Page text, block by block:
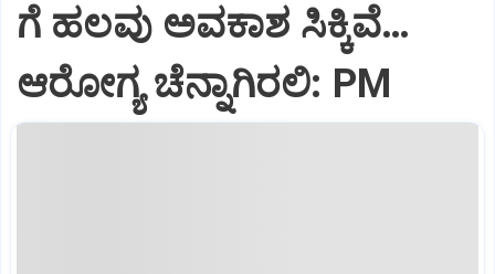
ಗೆ ಹಲವು ಅವಕಾಶ ಸಿಕ್ಕಿವೆ…
ಆರೋಗ್ಯ ಚೆನ್ನಾಗಿರಲಿ: PM